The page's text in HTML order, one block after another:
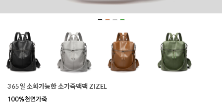
365일 소화가능한 소가죽백팩 ZIZEL